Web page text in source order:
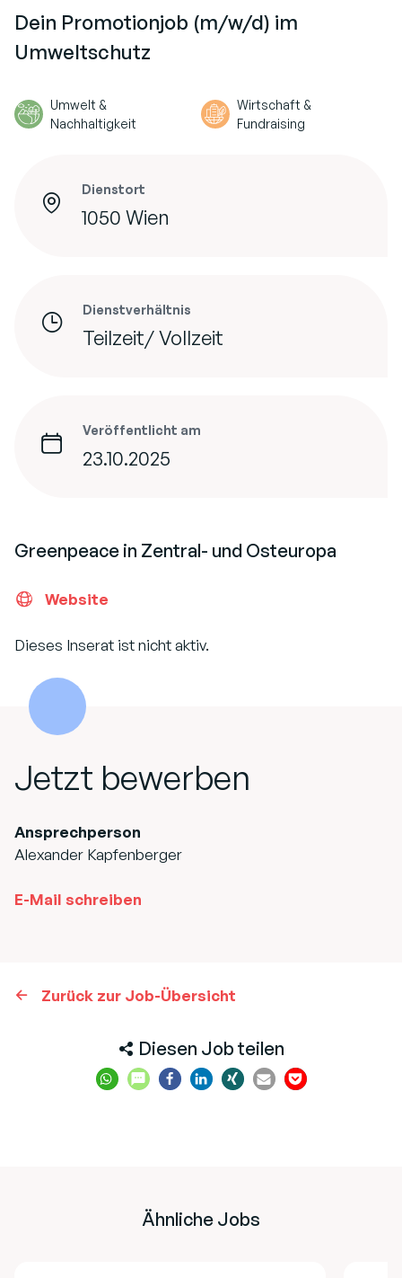
Dein Promotionjob (m/w/d) im
Umweltschutz
Umwelt &
Nachhaltigkeit
Wirtschaft &
Fundraising
Dienstort
1050 Wien
Dienstverhältnis
Teilzeit/ Vollzeit
Veröffentlicht am
23.10.2025
Greenpeace in Zentral- und Osteuropa
Website
Dieses Inserat ist nicht aktiv.
Jetzt bewerben
Ansprechperson
Alexander Kapfenberger
E-Mail schreiben
Zurück zur Job-Übersicht
Diesen Job teilen
Ähnliche Jobs